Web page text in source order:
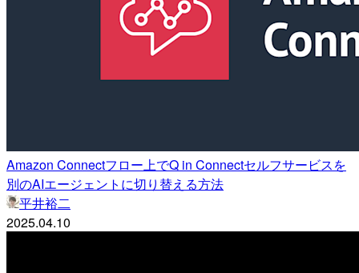
Amazon Connectフロー上でQ in Connectセルフサービスを
別のAIエージェントに切り替える方法
平井裕二
2025.04.10